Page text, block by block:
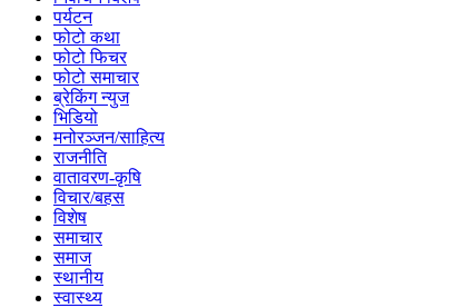
पर्यटन
फोटो कथा
फोटो फिचर
फोटो समाचार
ब्रेकिंग न्युज
भिडियो
मनोरञ्जन/साहित्य
राजनीति
वातावरण-कृषि
विचार/बहस
विशेष
समाचार
समाज
स्थानीय
स्वास्थ्य